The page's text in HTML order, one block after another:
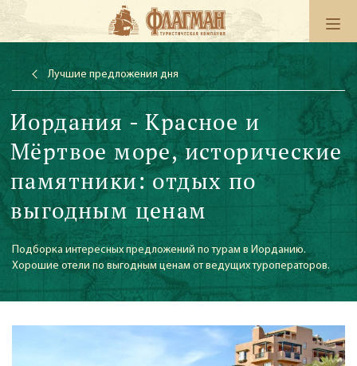
Лучшие предложения дня
Иордания - Красное и
Мёртвое море, исторические
памятники: отдых по
выгодным ценам
Подборка интересных предложений по турам в Иорданию.
Хорошие отели по выгодным ценам от ведущих туроператоров.